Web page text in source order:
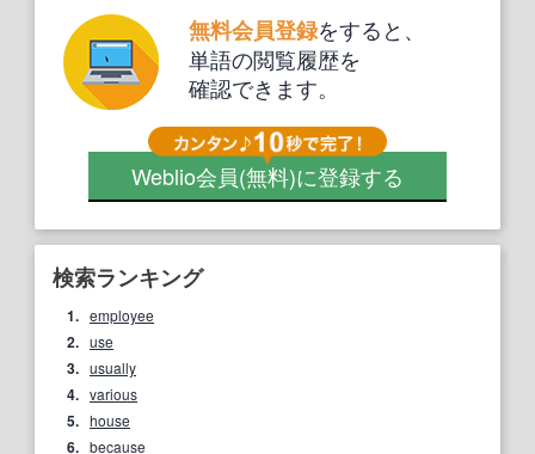
無料会員登録をすると、
単語の閲覧履歴を
確認できます。
Weblio会員(無料)に登録する
検索ランキング
1. employee
2. use
3. usually
4. various
5. house
6. because